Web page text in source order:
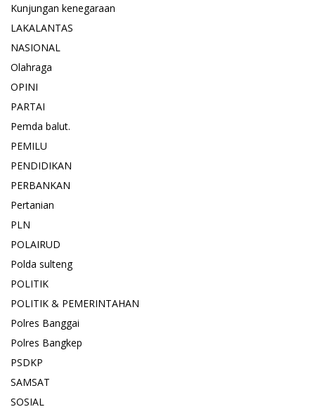
Kunjungan kenegaraan
LAKALANTAS
NASIONAL
Olahraga
OPINI
PARTAI
Pemda balut.
PEMILU
PENDIDIKAN
PERBANKAN
Pertanian
PLN
POLAIRUD
Polda sulteng
POLITIK
POLITIK & PEMERINTAHAN
Polres Banggai
Polres Bangkep
PSDKP
SAMSAT
SOSIAL